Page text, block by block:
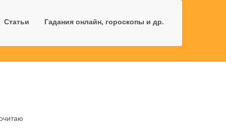
Статьи Гадания онлайн, гороскопы и др.